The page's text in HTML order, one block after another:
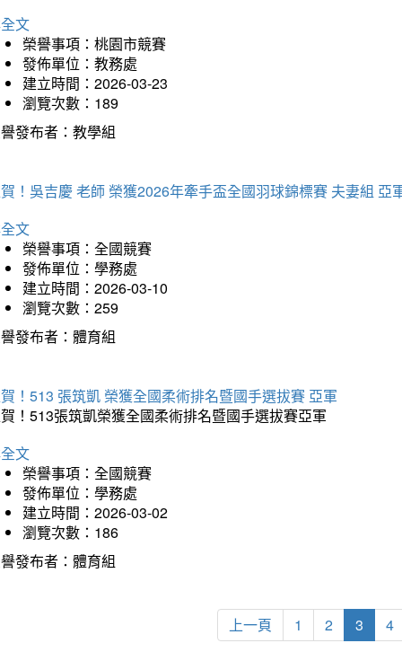
文
榮譽事項：桃園市競賽
發佈單位：教務處
建立時間：2026-03-23
瀏覽次數：189
發布者：教學組
！吳吉慶 老師 榮獲2026年牽手盃全國羽球錦標賽 夫妻組 亞
文
榮譽事項：全國競賽
發佈單位：學務處
建立時間：2026-03-10
瀏覽次數：259
發布者：體育組
！513 張筑凱 榮獲全國柔術排名暨國手選拔賽 亞軍
！513張筑凱榮獲全國柔術排名暨國手選拔賽亞軍
文
榮譽事項：全國競賽
發佈單位：學務處
建立時間：2026-03-02
瀏覽次數：186
發布者：體育組
上一頁 1 2 3 4